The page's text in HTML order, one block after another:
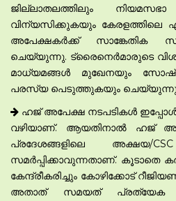
ജില്ലാതലത്തിലും നിയമസഭാ
വിന്യസിക്കുകയും കേരളത്തിലെ
അപേക്ഷകർക്ക് സാങ്കേതിക
ചെയ്യുന്നു. ട്രൈനെർമാരുടെ
മാധ്യമങ്ങൾ മുഖേനയും
പരസ്യ പെടുത്തുകയും
ഹജ് അപേക്ഷ നടപടികൾ
വഴിയാണ്. ആയതിനാൽ ഹജ്
പ്രദേശങ്ങളിലെ അക്ഷയ/
സമർപ്പിക്കാവുന്നതാണ്. കൂടാതെ
കേന്ദ്രീകരിച്ചും കോഴിക്കോട്
അതാത് സമയത് പ്രത്യേക